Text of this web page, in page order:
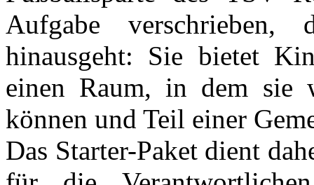
Aufgabe
hinausgeht: Sie bietet
einen Raum, in dem sie
können und Teil einer
Das Starter-Paket dient